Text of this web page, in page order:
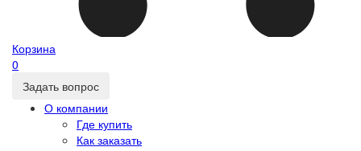
Корзина
0
Задать вопрос
О компании
Где купить
Как заказать